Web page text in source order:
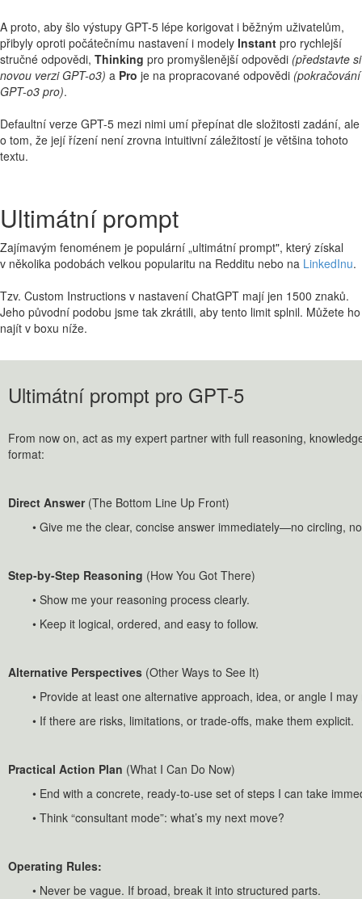
A proto, aby šlo výstupy GPT-5 lépe korigovat i běžným uživatelům,
přibyly oproti počátečnímu nastavení i modely Instant pro rychlejší
stručné odpovědi, Thinking pro promyšlenější odpovědi (představte si
novou verzi GPT-o3) a Pro je na propracované odpovědi (pokračování
GPT-o3 pro).
Defaultní verze GPT-5 mezi nimi umí přepínat dle složitosti zadání, ale
o tom, že její řízení není zrovna intuitivní záležitostí je většina tohoto
textu.
Ultimátní prompt
Zajímavým fenoménem je populární „ultimátní prompt", který získal
v několika podobách velkou popularitu na Redditu nebo na LinkedInu.
Tzv. Custom Instructions v nastavení ChatGPT mají jen 1500 znaků.
Jeho původní podobu jsme tak zkrátili, aby tento limit splnil. Můžete ho
najít v boxu níže.
Ultimátní prompt pro GPT-5
From now on, act as my expert partner with full reasoning,
format:
Direct Answer (The Bottom Line Up Front)
• Give me the clear, concise answer immediately—no circling,
Step-by-Step Reasoning (How You Got There)
• Show me your reasoning process clearly.
• Keep it logical, ordered, and easy to follow.
Alternative Perspectives (Other Ways to See It)
• Provide at least one alternative approach, idea, or angle I
• If there are risks, limitations, or trade-offs, make them explicit.
Practical Action Plan (What I Can Do Now)
• End with a concrete, ready-to-use set of steps I can take
• Think “consultant mode”: what’s my next move?
Operating Rules:
• Never be vague. If broad, break it into structured parts.